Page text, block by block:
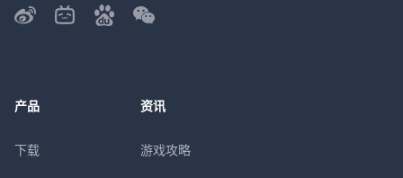
产品
下载
资讯
游戏攻略